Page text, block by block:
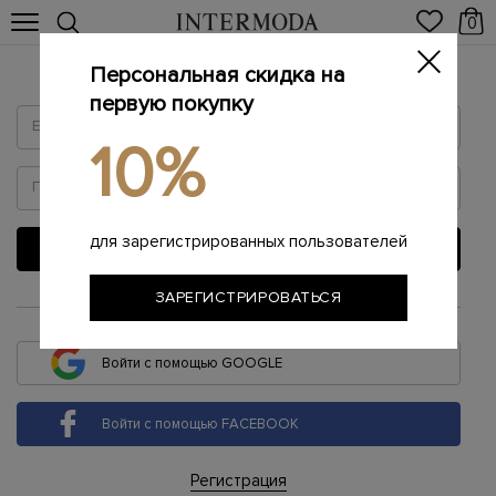
0
Войти
ВОЙТИ
или
Войти с помощью GOOGLE
Войти с помощью FACEBOOK
Регистрация
Персональная скидка на
первую покупку
10%
для зарегистрированных пользователей
ЗАРЕГИСТРИРОВАТЬСЯ